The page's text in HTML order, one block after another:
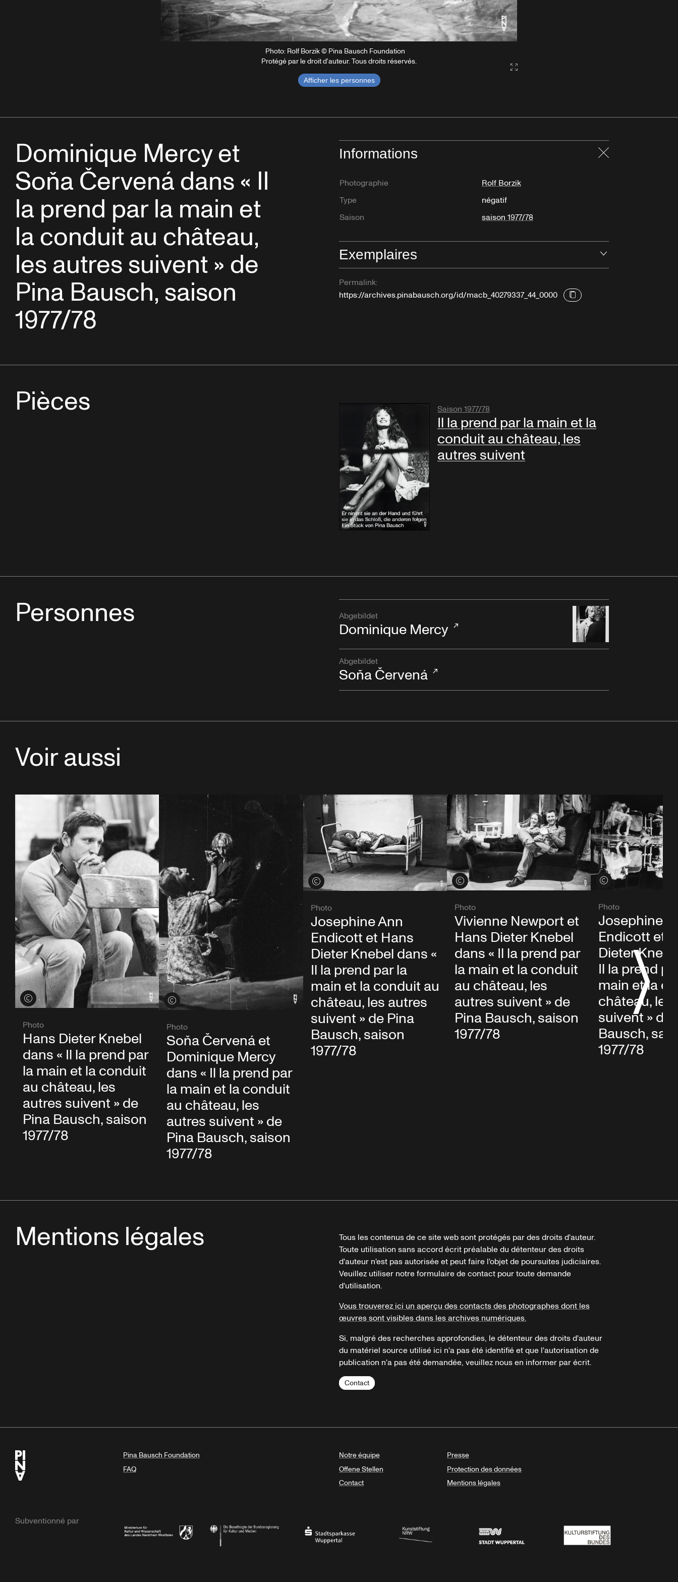
Photo: Rolf Borzik © Pina Bausch Foundation
Protégé par le droit d'auteur. Tous droits réservés.
Afficher les personnes
Gallery2:fullscreen
Dominique Mercy et
Soňa Červená dans « Il
la prend par la main et
la conduit au château,
les autres suivent » de
Pina Bausch, saison
1977/78
Informations
Photographie
Rolf Borzik
Type
négatif
Saison
saison 1977/78
Exemplaires
Permalink:
https://archives.pinabausch.org/id/macb_40279337_44_0000
Pièces Saison 1977/78
Il la prend par la main et la
conduit au château, les
autres suivent
Personnes Abgebildet
Dominique Mercy
Abgebildet
Soňa Červená
Voir aussi
Voir les crédits
Photo
Hans Dieter Knebel
dans « Il la prend par
la main et la conduit
au château, les
autres suivent » de
Pina Bausch, saison
1977/78
Voir les crédits
Photo
Soňa Červená et
Dominique Mercy
dans « Il la prend par
la main et la conduit
au château, les
autres suivent » de
Pina Bausch, saison
1977/78
Voir les crédits
Photo
Josephine Ann
Endicott et Hans
Dieter Knebel dans «
Il la prend par la
main et la conduit au
château, les autres
suivent » de Pina
Bausch, saison
1977/78
Voir les crédits
Photo
Vivienne Newport et
Hans Dieter Knebel
dans « Il la prend par
la main et la conduit
au château, les
autres suivent » de
Pina Bausch, saison
1977/78
Voir les crédits
Photo
Josephine
Endicott et
Dieter
Il la prend
main et la
château, les
suivent » de
Bausch,
1977/78
Mentions légales
Tous les contenus de ce site web sont protégés par des droits d'auteur.
Toute utilisation sans accord écrit préalable du détenteur des droits
d'auteur n'est pas autorisée et peut faire l'objet de poursuites judiciaires.
Veuillez utiliser notre formulaire de contact pour toute demande
d'utilisation.
Vous trouverez ici un aperçu des contacts des photographes dont les
œuvres sont visibles dans les archives numériques.
Si, malgré des recherches approfondies, le détenteur des droits d'auteur
du matériel source utilisé ici n'a pas été identifié et que l'autorisation de
publication n'a pas été demandée, veuillez nous en informer par écrit.
Contact
Pina Bausch Foundation
FAQ
Notre équipe
Offene Stellen
Contact
Presse
Protection des données
Mentions légales
Subventionné par